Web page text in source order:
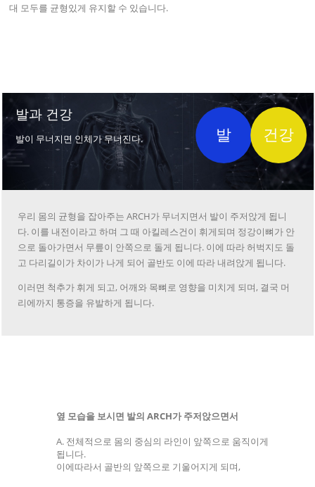
대 모두를 균형있게 유지할 수 있습니다.
발 건강
발과 건강
발이 무너지면 인체가 무너진다.
우리 몸의 균형을 잡아주는 ARCH가 무너지면서 발이 주저앉게 됩니
다. 이를 내전이라고 하며 그 때 아킬레스건이 휘게되며 정강이뼈가 안
으로 돌아가면서 무릎이 안쪽으로 돌게 됩니다. 이에 따라 허벅지도 돌
고 다리길이가 차이가 나게 되어 골반도 이에 따라 내려앉게 됩니다.
이러면 척추가 휘게 되고, 어깨와 목뼈로 영향을 미치게 되며, 결국 머
리에까지 통증을 유발하게 됩니다.
옆 모습을 보시면 발의 ARCH가 주저앉으면서
A. 전체적으로 몸의 중심의 라인이 앞쪽으로 움직이게
됩니다.
이에따라서 골반의 앞쪽으로 기울어지게 되며,